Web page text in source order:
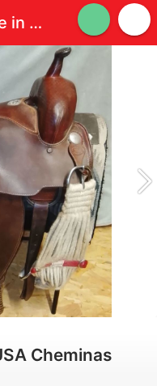
Selle western made in USA
Cheminas